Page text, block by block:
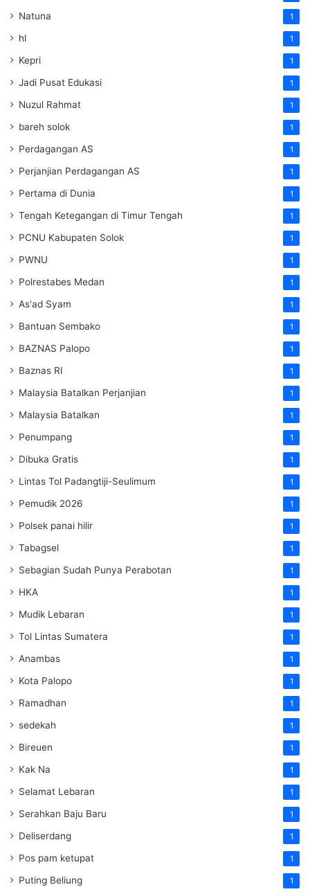
Natuna 1
hl 1
Kepri 1
Jadi Pusat Edukasi 1
Nuzul Rahmat 1
bareh solok 1
Perdagangan AS 1
Perjanjian Perdagangan AS 1
Pertama di Dunia 1
Tengah Ketegangan di Timur Tengah 1
PCNU Kabupaten Solok 1
PWNU 1
Polrestabes Medan 1
As'ad Syam 1
Bantuan Sembako 1
BAZNAS Palopo 1
Baznas RI 1
Malaysia Batalkan Perjanjian 1
Malaysia Batalkan 1
Penumpang 1
Dibuka Gratis 1
Lintas Tol Padangtiji-Seulimum 1
Pemudik 2026 1
Polsek panai hilir 1
Tabagsel 1
Sebagian Sudah Punya Perabotan 1
HKA 1
Mudik Lebaran 1
Tol Lintas Sumatera 1
Anambas 1
Kota Palopo 1
Ramadhan 1
sedekah 1
Bireuen 1
Kak Na 1
Selamat Lebaran 1
Serahkan Baju Baru 1
Deliserdang 1
Pos pam ketupat 1
Puting Beliung 1